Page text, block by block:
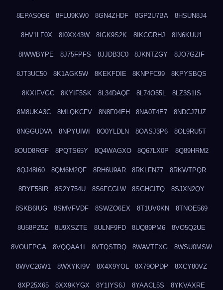
8EPAS0G6 8FLU9KW0 8GN4ZHDF 8GP2U7BA 8HSUN8J4
8HV1LF0X 8I0XX43W 8IGK9S2K 8IKCGRHJ 8IN6KUU1
8IWWBYPE 8J75FPFS 8JJDB3C0 8JKNTZGY 8JO7GZIF
8JT3UC50 8K1AGK5W 8KEKFDIE 8KNPFC99 8KPYSBQS
8KXIFVGC 8KYIF5SK 8L34DAQF 8L74O55L 8LZ3S1IS
8M8UKA3C 8MLQKCFV 8N8F04EH 8NA0T4E7 8NDCJ7UZ
8NGGUDVA 8NPYUIWI 8O0YLDLN 8OASJ3P6 8OL9RU5T
8OUD8RGF 8PQTS65Y 8Q4WAGXO 8Q67LX0P 8Q89HRM2
8QJ48I60 8QM6M2QF 8RH6U9AR 8RKLFN77 8RKWTPQR
8RYF58IR 8S2Y754U 8S6FCGLW 8SGHCITQ 8SJXN2QY
8SKB6IUG 8SMVFVDF 8SWZO6EX 8T1UV0KN 8TNOE569
8U58PZ5Z 8U9XSZTE 8ULNF9FD 8UQ89PM6 8VO5Q2UE
8VOUFPGA 8VQQAA1I 8VTQSTRQ 8WAVTFXG 8WSU0MSW
8WVC26W1 8WXYKI9V 8X4X9YOL 8X79OPDP 8XCY80VZ
8XP25X65 8XX9KYGX 8Y1IYS6J 8YAACL5S 8YKVAXRE